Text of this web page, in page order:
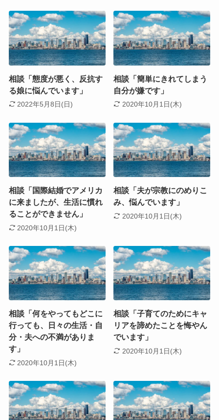
相談「態度が悪く、反抗す
る娘に悩んでいます」
2022年5月8日(日)
相談「簡単にきれてしまう
自分が嫌です」
2020年10月1日(木)
相談「国際結婚でアメリカ
に来ましたが、生活に慣れ
ることができません」
2020年10月1日(木)
相談「夫が宗教にのめりこ
み、悩んでいます」
2020年10月1日(木)
相談「何をやってもどこに
行っても、日々の生活・自
分・夫への不満がありま
す」
2020年10月1日(木)
相談「子育てのためにキャ
リアを諦めたことを悔やん
でいます」
2020年10月1日(木)